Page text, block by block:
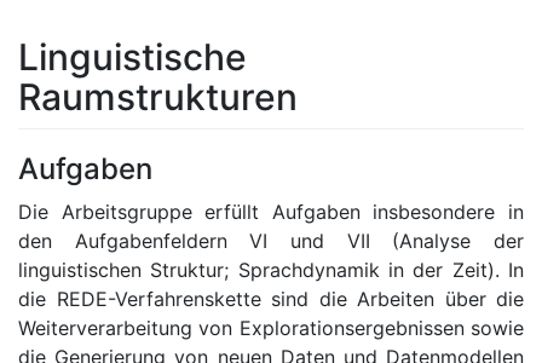
Linguistische
Raumstrukturen
Aufgaben
Die Arbeitsgruppe erfüllt Aufgaben insbesondere in
den Aufgabenfeldern VI und VII (Analyse der
linguistischen Struktur; Sprachdynamik in der Zeit). In
die REDE-Verfahrenskette sind die Arbeiten über die
Weiterverarbeitung von Explorationsergebnissen sowie
die Generierung von neuen Daten und Datenmodellen